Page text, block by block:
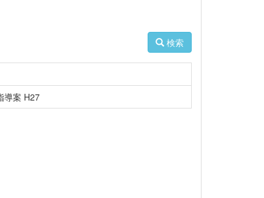
検索
導案 H27